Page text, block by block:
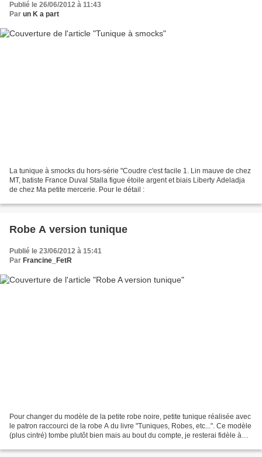
Publié le 26/06/2012 à 11:43
Par un K a part
La tunique à smocks du hors-série "Coudre c'est facile 1. Lin mauve de chez
MT, batiste France Duval Stalla figue étoile argent et biais Liberty Adeladja
de chez Ma petite mercerie. Pour le détail :
Robe A version tunique
Publié le 23/06/2012 à 15:41
Par Francine_FetR
Pour changer du modèle de la petite robe noire, petite tunique réalisée avec
le patron raccourci de la robe A du livre "Tuniques, Robes, etc...". Ce modèle
(plus cintré) tombe plutôt bien mais au bout du compte, je resterai fidèle à